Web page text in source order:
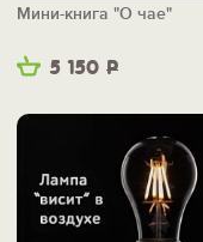
5 150 Р
Мини-книга "О чае"